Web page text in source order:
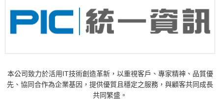
本公司致力於活用IT技術創造革新，以重視客戶、專家精神、品質優
先、協同合作為企業基因，提供優質且穩定之服務，與顧客共同成長
共同繁盛。